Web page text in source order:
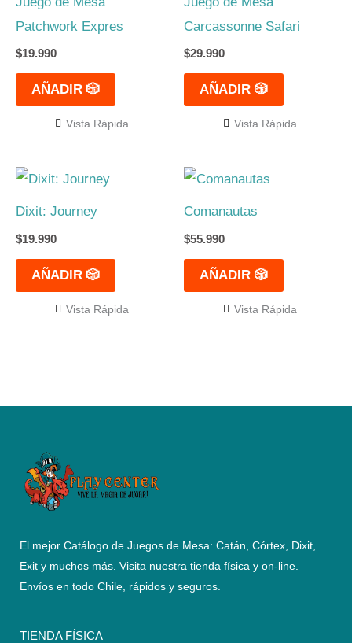
Patchwork Expres
$19.990
AÑADIR 🎲
Vista Rápida
Carcassonne Safari
$29.990
AÑADIR 🎲
Vista Rápida
Dixit: Journey
$19.990
AÑADIR 🎲
Vista Rápida
Comanautas
$55.990
AÑADIR 🎲
Vista Rápida
El mejor Catálogo de Juegos de Mesa: Catán, Córtex, Dixit,
Exit y muchos más. Visita nuestra tienda física y on-line.
Envíos en todo Chile, rápidos y seguros
TIENDA FÍSICA